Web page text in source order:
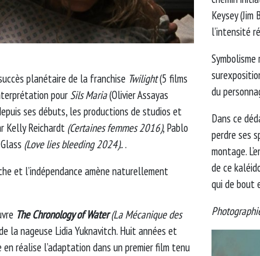
planétaire de la franchise Twilight(5 films
pour Sils Maria(Olivier Assayas
ses débuts, les productions de studios et
Kelly Reichardt (Certaines femmes 2016), Pablo
(Love lies bleeding 2024).. .
et l’indépendance amène naturellement
The Chronology of Water (La Mécanique des
la nageuse Lidia Yuknavitch. Huit années et
réalise l’adaptation dans un premier film tenu
Keysey
l’intensité
du
Dans ce
perdre ses
montage.
de ce
qui de bout